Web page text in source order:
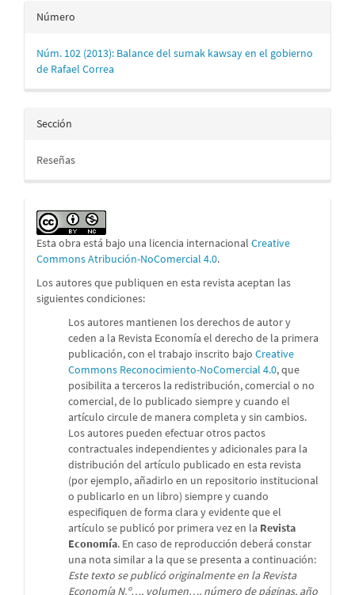
Número
Núm. 102 (2013): Balance del sumak kawsay en el gobierno
de Rafael Correa
Sección
Reseñas
Esta obra está bajo una licencia internacional Creative
Commons Atribución-NoComercial 4.0.
Los autores que publiquen en esta revista aceptan las
siguientes condiciones:
Los autores mantienen los derechos de autor y
ceden a la Revista Economía el derecho de la primera
publicación, con el trabajo inscrito bajo Creative
Commons Reconocimiento-NoComercial 4.0, que
posibilita a terceros la redistribución, comercial o no
comercial, de lo publicado siempre y cuando el
artículo circule de manera completa y sin cambios.
Los autores pueden efectuar otros pactos
contractuales independientes y adicionales para la
distribución del artículo publicado en esta revista
(por ejemplo, añadirlo en un repositorio institucional
o publicarlo en un libro) siempre y cuando
especifiquen de forma clara y evidente que el
artículo se publicó por primera vez en la Revista
Economía. En caso de reproducción deberá constar
una nota similar a la que se presenta a continuación:
Este texto se publicó originalmente en la Revista
Economía N.º…, volumen…, número de páginas, año